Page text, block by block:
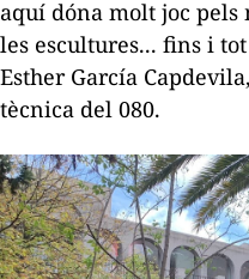
aquí dóna molt joc pels
les escultures... fins i
Esther García
tècnica del 080.